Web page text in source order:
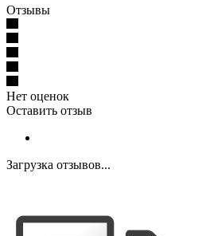
Отзывы
Нет оценок
Оставить отзыв
Загрузка отзывов...